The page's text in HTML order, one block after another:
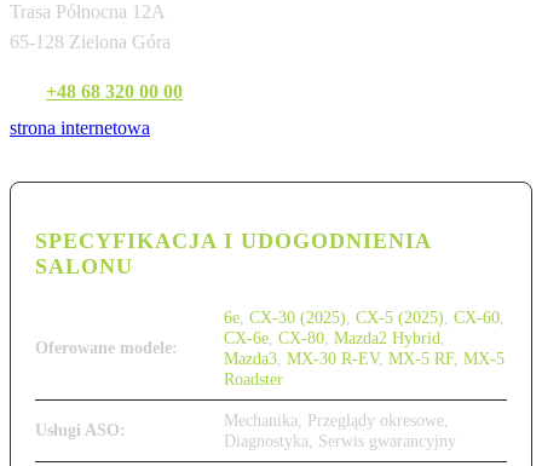
Trasa Północna 12A
65-128 Zielona Góra
+48 68 320 00 00
strona internetowa
SPECYFIKACJA I UDOGODNIENIA
SALONU
Oferowane modele:
6e CX-30 (2025) CX-5 (2025) CX-60
CX-6e CX-80 Mazda2 Hybrid
Mazda3 MX-30 R-EV, MX-5 RF, MX-5
Roadster
Usługi ASO:
Mechanika, Przeglądy okresowe,
Diagnostyka, Serwis gwarancyjny